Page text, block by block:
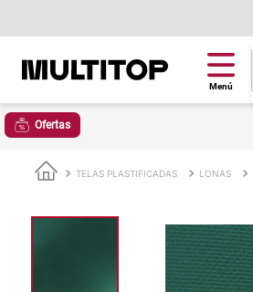
Ofertas
TELAS PLASTIFICADAS LONAS